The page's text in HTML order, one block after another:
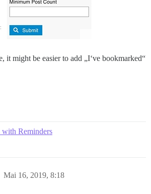
it might be easier to add „I‘ve bookmarked“
Reminders
Mai 16, 2019, 8:18